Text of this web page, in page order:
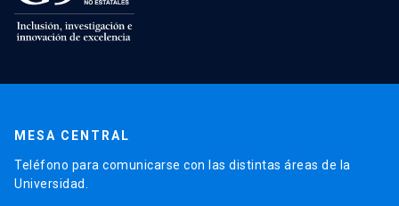
MESA CENTRAL
Teléfono para comunicarse con las distintas áreas de la
Universidad.